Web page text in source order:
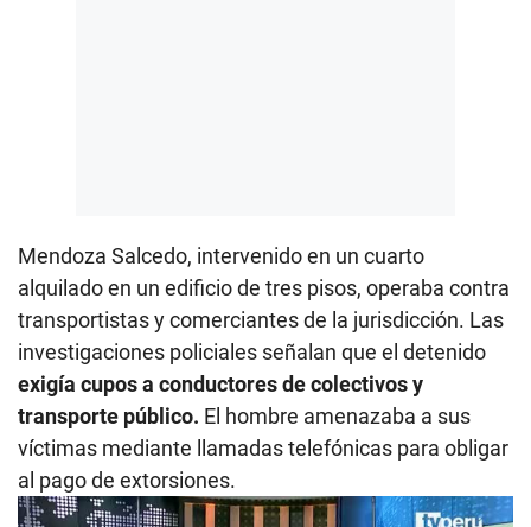
Mendoza Salcedo, intervenido en un cuarto
alquilado en un edificio de tres pisos, operaba contra
transportistas y comerciantes de la jurisdicción. Las
investigaciones policiales señalan que el detenido
exigía cupos a conductores de colectivos y
transporte público. El hombre amenazaba a sus
víctimas mediante llamadas telefónicas para obligar
al pago de extorsiones.